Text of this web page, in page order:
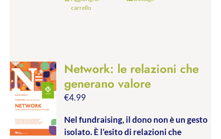
carrello
Network: le relazioni che
generano valore
€4.99
Nel fundraising, il dono non è un gesto
isolato. È l’esito di relazioni che